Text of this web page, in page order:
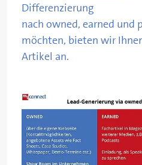
Differenzierung
nach owned, earned und
möchten, bieten wir
Artikel an.